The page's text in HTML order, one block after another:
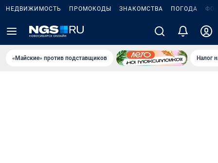
НЕДВИЖИМОСТЬ ПРОМОКОДЫ ЗНАКОМСТВА ПОГОДА
«Майские» против подставщиков Налог